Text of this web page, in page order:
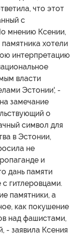
что этот
с
мнению Ксении,
хотели
интерпретацию
власти
Эстонии', -
замечание
о
символ для
в Эстонии,
не
и
дань памяти
гитлеровцами.
памятники, а
как покушение
над фашистами,
- заявила Ксения